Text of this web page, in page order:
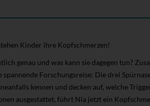
Kinder ihre Kopfschmerzen!
genau und was kann sie dagegen tun?
Forschungsreise: Die drei
kennen und decken auf, welche
ausgestattet, führt Nia jetzt ein